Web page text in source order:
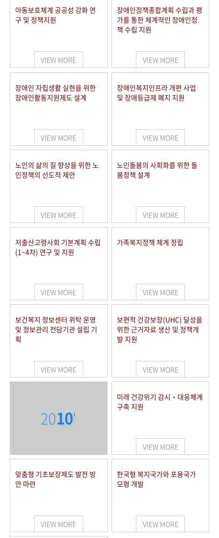
아동보호체계 공공성 강화 연
구 및 정책지원
VIEW MORE
장애인정책종합계획 수립과 평
가를 통한 체계적인 장애인정
책 수립 지원
VIEW MORE
장애인 자립생활 실현을 위한
장애인활동지원제도 설계
VIEW MORE
장애인복지인프라 개편 사업
및 장애등급제 폐지 지원
VIEW MORE
노인의 삶의 질 향상을 위한 노
인정책의 선도적 제안
VIEW MORE
노인돌봄의 사회화를 위한 돌
봄정책 설계
VIEW MORE
저출산고령사회 기본계획 수립
(1~4차) 연구 및 지원
VIEW MORE
가족복지정책 체계 정립
VIEW MORE
보건복지 정보센터 위탁 운영
및 정보관리 전담기관 설립 기
획
VIEW MORE
보편적 건강보장(UHC) 달성을
위한 근거자료 생산 및 정책개
발 지원
VIEW MORE
2010'
미래 건강위기 감시‧대응체계
구축 지원
VIEW MORE
맞춤형 기초보장제도 발전 방
안 마련
VIEW MORE
한국형 복지국가와 포용국가
모형 개발
VIEW MORE